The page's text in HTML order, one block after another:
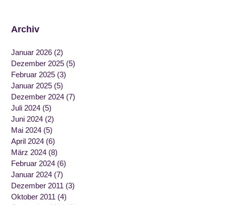
Archiv
Januar 2026 (2)
Dezember 2025 (5)
Februar 2025 (3)
Januar 2025 (5)
Dezember 2024 (7)
Juli 2024 (5)
Juni 2024 (2)
Mai 2024 (5)
April 2024 (6)
März 2024 (8)
Februar 2024 (6)
Januar 2024 (7)
Dezember 2011 (3)
Oktober 2011 (4)